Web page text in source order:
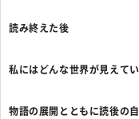
読み終えた後
私にはどんな世界が見えて
物語の展開とともに読後の